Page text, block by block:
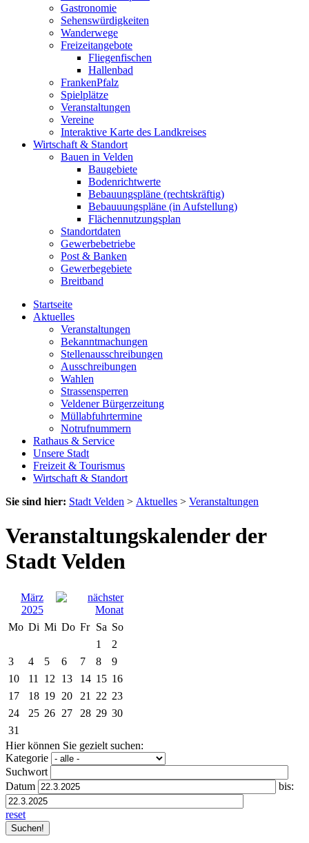
Gastronomie
Sehenswürdigkeiten
Wanderwege
Freizeitangebote
Fliegenfischen
Hallenbad
FrankenPfalz
Spielplätze
Veranstaltungen
Vereine
Interaktive Karte des Landkreises
Wirtschaft & Standort
Bauen in Velden
Baugebiete
Bodenrichtwerte
Bebauungspläne (rechtskräftig)
Bebauuungspläne (in Aufstellung)
Flächennutzungsplan
Standortdaten
Gewerbebetriebe
Post & Banken
Gewerbegebiete
Breitband
Startseite
Aktuelles
Veranstaltungen
Bekanntmachungen
Stellenausschreibungen
Ausschreibungen
Wahlen
Strassensperren
Veldener Bürgerzeitung
Müllabfuhrtermine
Notrufnummern
Rathaus & Service
Unsere Stadt
Freizeit & Tourismus
Wirtschaft & Standort
Sie sind hier: Stadt Velden > Aktuelles > Veranstaltungen
Veranstaltungskalender der
Stadt Velden
März
2025
Mo Di Mi Do Fr Sa So
1
2
3
4 5 6 7 8
9
10
11 12 13 14 15 16
17
18 19 20 21 22 23
24
25 26 27 28 29 30
31
Hier können Sie gezielt suchen:
Kategorie
Suchwort
Datum
bis:
reset